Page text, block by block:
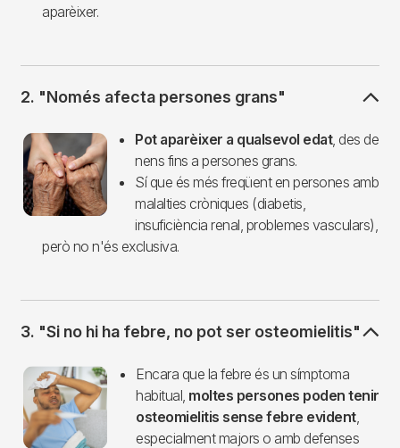
aparèixer.
2. "Només afecta persones grans"
Imagen Pot aparèixer a qualsevol edat, des de
nens fins a persones grans.
Sí que és més freqüent en persones amb
malalties cròniques (diabetis,
insuficiència renal, problemes vasculars),
però no n'és exclusiva.
3. "Si no hi ha febre, no pot ser osteomielitis"
Imagen
Encara que la febre és un símptoma
habitual, moltes persones poden tenir
osteomielitis sense febre evident,
especialment majors o amb defenses